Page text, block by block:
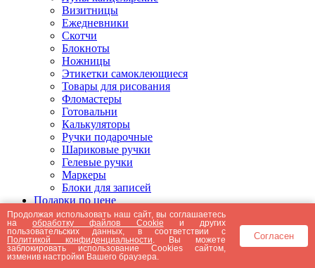
Визитницы
Ежедневники
Скотчи
Блокноты
Ножницы
Этикетки самоклеющиеся
Товары для рисования
Фломастеры
Готовальни
Калькуляторы
Ручки подарочные
Шариковые ручки
Гелевые ручки
Маркеры
Блоки для записей
Подарки по цене
Подарки от 5000 рублей
Подарки до 5000 рублей
Подарки до 3000 рублей
Подарки до 2000 рублей
Подарки до 1000 рублей
Продолжая использовать наш сайт, вы соглашаетесь
наобработку файлов Cookie и других
пользовательских данных, в соответствии с
Политикой конфиденциальности . Вы можете
заблокировать использование Cookies сайтом,
изменив настройки Вашего браузера.
Согласен